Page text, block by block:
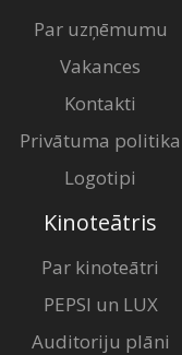
Par uzņēmumu
Vakances
Kontakti
Privātuma politika
Logotipi
Kinoteātris
Par kinoteātri
PEPSI un LUX
Auditoriju plāni